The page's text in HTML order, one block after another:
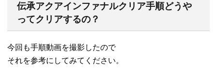
伝承アクアインファナルクリア手順どうや
ってクリアするの？
今回も手順動画を撮影したので
それを参考にしてみてください。